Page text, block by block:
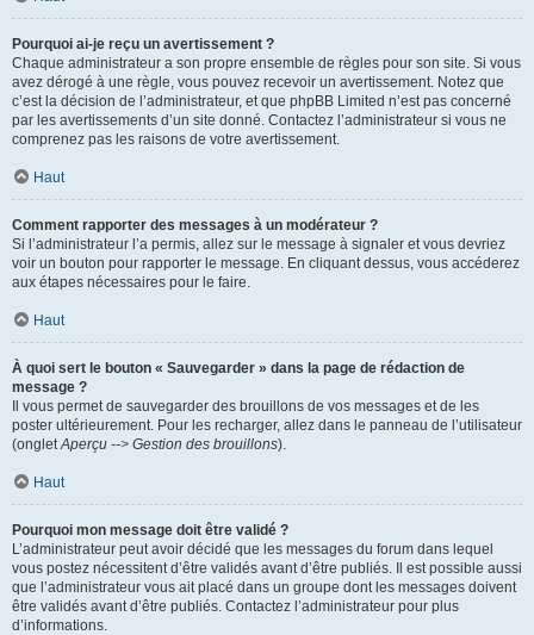
Pourquoi ai-je reçu un avertissement ?
Chaque administrateur a son propre ensemble de règles pour son site. Si vous
avez dérogé à une règle, vous pouvez recevoir un avertissement. Notez que
c’est la décision de l’administrateur, et que phpBB Limited n’est pas concerné
par les avertissements d’un site donné. Contactez l’administrateur si vous ne
comprenez pas les raisons de votre avertissement.
Haut
Comment rapporter des messages à un modérateur ?
Si l’administrateur l’a permis, allez sur le message à signaler et vous devriez
voir un bouton pour rapporter le message. En cliquant dessus, vous accéderez
aux étapes nécessaires pour le faire.
Haut
À quoi sert le bouton « Sauvegarder » dans la page de rédaction de
message ?
Il vous permet de sauvegarder des brouillons de vos messages et de les
poster ultérieurement. Pour les recharger, allez dans le panneau de l’utilisateur
(onglet Aperçu --> Gestion des brouillons).
Haut
Pourquoi mon message doit être validé ?
L’administrateur peut avoir décidé que les messages du forum dans lequel
vous postez nécessitent d’être validés avant d’être publiés. Il est possible aussi
que l’administrateur vous ait placé dans un groupe dont les messages doivent
être validés avant d’être publiés. Contactez l’administrateur pour plus
d’informations.